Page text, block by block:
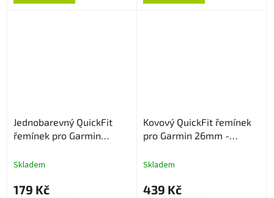
Jednobarevný QuickFit
řemínek pro Garmin
Skladem
179 Kč
Kovový QuickFit řemínek
pro Garmin 26mm -
Skladem
439 Kč